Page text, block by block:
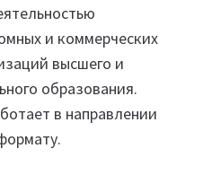
и коммерческих
высшего и
образования.
в направлении